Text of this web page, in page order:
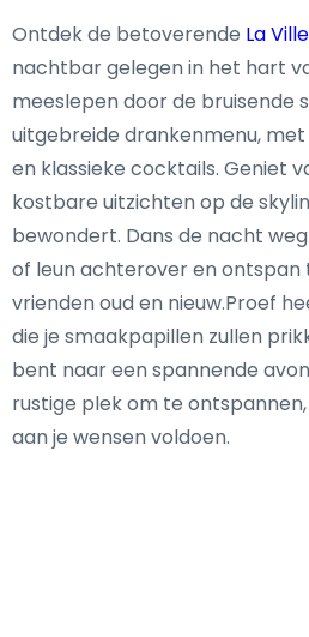
Ontdek de betoverende La
nachtbar gelegen in het hart
meeslepen door de bruisende
uitgebreide drankenmenu,
en klassieke cocktails. Geniet
kostbare uitzichten op de
bewondert. Dans de nacht
of leun achterover en
vrienden oud en nieuw.Proef
die je smaakpapillen zullen
bent naar een spannende
rustige plek om te
aan je wensen voldoen.